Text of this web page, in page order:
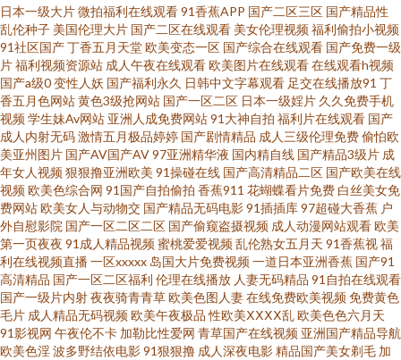
四虎WWWW 东京热猫色网 日韩欧美色性色 青草社区久久 91网址免费胸 91
视频网站男女 91丝袜足交视频国产 91伊人橘子 91网站黑丝 91免费高 91色
狼老熟女 91晚间福利社 91综合入口 av人人爱 www小骚逼AV 爱豆视频在线
看 超碰人人摸人人操97 日韩无码免费福利 91丝袜视频 欧美超碰91 日韩中文
字幕网站 人妻51 婷婷日韩成人一区 久久国产高潮久久 AV激情综合网 日韩无
码欧美高清 日干夜撸 草豆网资源福利 俺去也网址 日韩在线超碰 91另类色图
91尤物视频网址在线 超碰人人插 超碰人人艹 超碰国产在线久草91 超碰大香
蕉91 成人不卡一区 99热青草 91网红免费站 超碰国产在线久草91 97人人视
日本一级大片微拍福利在线观看91香蕉APP 国产二区三区 国产精品性
乱伦种子 美国伦理大片 国产二区在线观看 美女伦理视频福利偷拍小视频
91社区国产丁香五月天堂欧美变态一区 国产综合在线观看 国产免费一级
片福利视频资源站 成人午夜在线观看欧美图片在线观看在线观看h视频
国产a级0变性人妖 国产福利永久 日韩中文字幕观看 足交在线播放91 丁
香五月色网站黄色3级抢网站 国产一区二区 日本一级婬片 久久免费手机
视频学生妹Av网站 亚洲人成免费网站91大神自拍 福利片在线观看 国产
成人内射无码激情五月极品婷婷 国产剧情精品 成人三级伦理免费偷怕欧
美亚州图片 国产AV国产AV97亚洲精华液 国内精自线 国产精品3级片 成
年女人视频狠狠撸亚洲欧美 91操碰在线 国产高清精品二区 国产欧美在线
视频欧美色综合网 91国产自拍偷拍 香蕉911 花蝴蝶看片免费 白丝美女免
费网站欧美女人与动物交 国产精品无码电影91插插库97超碰大香蕉 户
外自慰影院 国产一区二区二区 国产偷窥盗摄视频 成人动漫网站观看欧美
第一页夜夜 91成人精品视频蜜桃爱爱视频乱伦熟女五月天 91香蕉视福
利在线视频直播一区xxxxx 岛国大片免费视频一道日本亚洲香蕉 国产91
高清精品 国产一区二区福利 伦理在线播放 人妻无码精品 91自拍在线观看
国产一级片内射夜夜骑青青草欧美色图人妻在线免费欧美视频免费黄色
毛片 成人精品无码视频欧美午夜极品 性欧美ⅩⅩⅩⅩ乱欧美色色六月天
91影视网 午夜伦不卡 加勒比性爱网 青草国产在线视频 亚洲国产精品导航
欧美色淫波多野结依电影91狠狠撸 成人深夜电影精品国产美女剃毛 加